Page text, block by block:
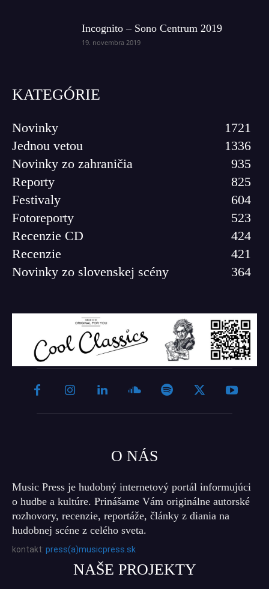
Incognito – Sono Centrum 2019
19. novembra 2019
KATEGÓRIE
Novinky
1721
Jednou vetou
1336
Novinky zo zahraničia
935
Reporty
825
Festivaly
604
Fotoreporty
523
Recenzie CD
424
Recenzie
421
Novinky zo slovenskej scény
364
O NÁS
Music Press je hudobný internetový portál informujúci
o hudbe a kultúre. Prinášame Vám originálne autorské
rozhovory, recenzie, reportáže, články z diania na
hudobnej scéne z celého sveta.
kontakt: press(a)musicpress.sk
NAŠE PROJEKTY